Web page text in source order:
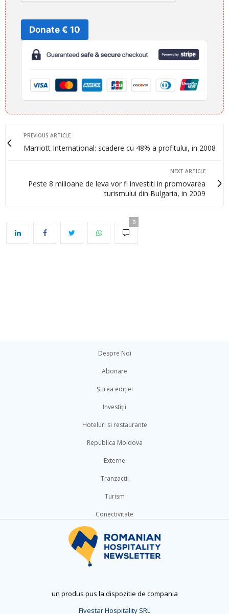
Donate € 10
PREVIOUS ARTICLE
Marriott International: scadere cu 48% a profitului, in 2008
NEXT ARTICLE
Peste 8 milioane de leva vor fi investiti in promovarea
turismului din Bulgaria, in 2009
0
Despre Noi
Abonare
Știrea ediției
Investiții
Hoteluri si restaurante
Republica Moldova
Externe
Tranzacții
Turism
Conectivitate
un produs pus la dispozitie de compania
Fivestar Hospitality SRL